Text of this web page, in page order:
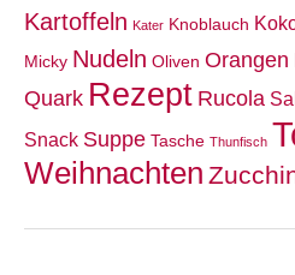
Kartoffeln Kater Knoblauch
Micky Nudeln Oliven Orangen
Quark Rezept Rucola
Snack Suppe Tasche Thunfisch
Weihnachten